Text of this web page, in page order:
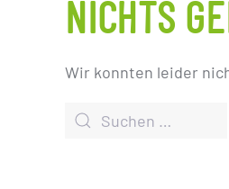
NICHTS
Wir konnten leider